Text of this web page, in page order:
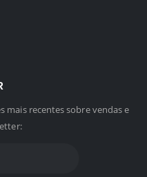
mais recentes sobre vendas e